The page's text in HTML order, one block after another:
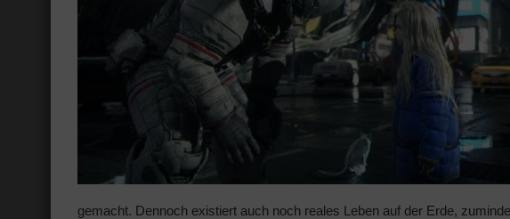
gemacht. Dennoch existiert auch noch reales Leben auf der Erde,